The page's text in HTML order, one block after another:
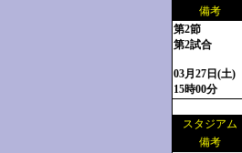
備考
第2節
第2試合
03月27日(土)
15時00分
スタジアム
備考